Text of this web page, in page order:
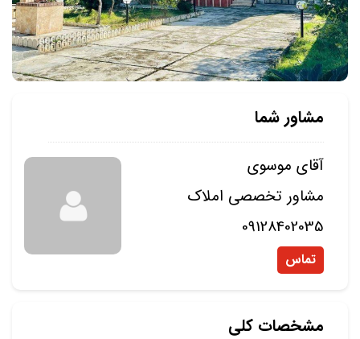
مشاور شما
آقای موسوی
مشاور تخصصی املاک
09128402035
تماس
مشخصات کلی